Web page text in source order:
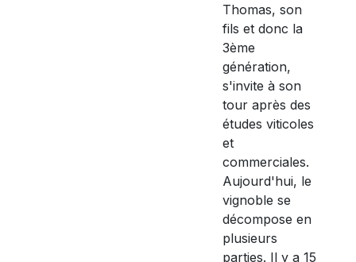
Thomas, son
fils et donc la
3ème
génération,
s'invite à son
tour après des
études viticoles
et
commerciales.
Aujourd'hui, le
vignoble se
décompose en
plusieurs
parties. Il y a 15